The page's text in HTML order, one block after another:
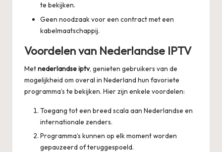
te bekijken.
Geen noodzaak voor een contract met een
kabelmaatschappij.
Voordelen van Nederlandse IPTV
Metnederlandse iptv, genieten gebruikers van de
mogelijkheid om overal in Nederland hun favoriete
programma’s te bekijken. Hier zijn enkele voordelen:
Toegang tot een breed scala aan Nederlandse en
internationale zenders.
Programma’s kunnen op elk moment worden
gepauzeerd of teruggespoeld.